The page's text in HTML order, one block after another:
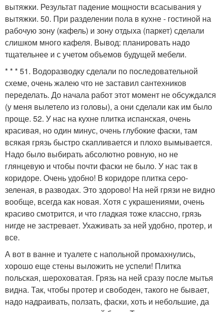
вытяжки. Результат падение мощности всасывания у
вытяжки. 50. При разделении пола в кухне - гостиной на
рабочую зону (кафель) и зону отдыха (паркет) сделали
слишком много кафеля. Вывод: планировать надо
тщательнее и с учетом объемов будущей мебели.
* * * 51. Водоразводку сделали по последовательной
схеме, очень жалею что не заставил сантехников
переделать. До начала работ этот момент не обсуждался
(у меня вылетело из головы), а они сделали как им было
проще. 52. У нас на кухне плитка испанская, очень
красивая, но один минус, очень глубокие фаски, там
всякая грязь быстро скапливается и плохо вымывается.
Надо было выбирать абсолютно ровную, но не
глянцевую и чтобы почти фаски не было. У нас так в
коридоре. Очень удобно! В коридоре плитка серо-
зеленая, в разводах. Это здорово! На ней грязи не видно
вообще, всегда как новая. Хотя с украшениями, очень
красиво смотрится, и что гладкая тоже классно, грязь
нигде не застревает. Ухаживать за ней удобно, протер, и
все.
А вот в ванне и туалете с напольной промахнулись,
хорошо еще стены выложить не успели! Плитка
польская, шероховатая. Грязь на ней сразу после мытья
видна. Так, чтобы протер и свободен, такого не бывает,
надо надраивать, ползать, фаски, хоть и небольшие, да